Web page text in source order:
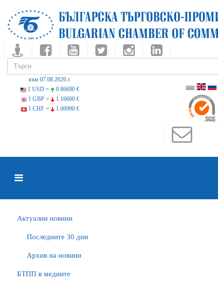
към 07.08.2026 г.
1 USD =
0.86690 €
1 GBP =
1.16600 €
1 CHF =
1.06990 €
Актуални новини
Последните 30 дни
Архив на новини
БTПП в медиите